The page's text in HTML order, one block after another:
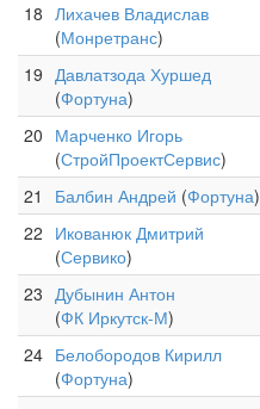
18 Лихачев Владислав
(Монретранс)
19 Давлатзода Хуршед
(Фортуна)
20 Марченко Игорь
(СтройПроектСервис)
21 Балбин Андрей (Фортуна)
22 Икованюк Дмитрий
(Сервико)
23 Дубынин Антон
(ФК Иркутск-М)
24 Белобородов Кирилл
(Фортуна)